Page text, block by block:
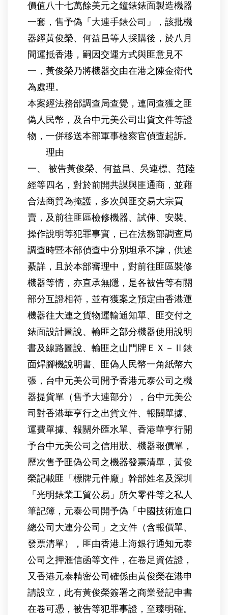
價值八十七萬餘美元之鐘錶錶面製造機器
一套，售予偽「大連手錶公司」，該批機
器經黃俊榮、何益昌等人採購後，於八月
間運抵香港，嗣因交運方式與匪意見不
一，黃俊榮乃將機器交由在港之陳金衛代
為處理。
本案經法務部調查局查覺，連同查獲之匪
偽人民幣，及台中元美公司出貨文件等證
物，一併移送本部軍事檢察官偵查起訴。
理由
一、 被告黃俊榮、何益昌、吳連標、范陸
經等四名，對於前開共謀與匪通商，並藉
合法商貿為掩護，多次與匪交易大宗買
賣，及前往匪區檢修機器、試俥、安裝、
操作說明等犯罪事實，已在法務部調查局
調查時暨本部偵查中分別坦承不諱，供述
綦詳，且於本部審理中，對前往匪區裝修
機器等情，亦直承無隱，是各被告等有關
部分互證相符，並有獲案之預定由香港運
機器往大連之貨物運輸通知單、匪交付之
錶面設計圖說、輸匪之部分機器使用說明
書及線路圖說、輸匪之山門牌ＥＸ－Ⅱ錶
面焊腳機說明書、匪偽人民幣一角紙幣六
張，台中元美公司開予香港元泰公司之機
器提貨單（售予大連部分），台中元美公
司對香港華亨行之出貨文件、報關單據、
運費單據、報關外匯水單、香港華亨行開
予台中元美公司之信用狀、機器報價單，
歷次售予匪偽公司之機器發票清單，黃俊
榮記載匪「標牌元件廠」幹部姓名及深圳
「光明錶業工貿公易」所欠零件等之私人
筆記簿，元泰公司開予偽「中國技術進口
總公司大連分公司」之文件（含報價單、
發票清單），匪由香港上海銀行通知元泰
公司之押滙信函等文件，在卷足資佐證，
又香港元泰精密公司確係由黃俊榮在港申
請設立，此有黃俊榮簽署之商業登記申書
在卷可憑，被告等犯罪事證，至臻明確。